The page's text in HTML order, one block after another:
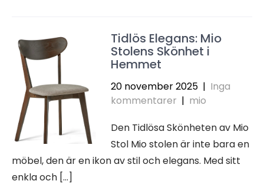
Tidlös Elegans: Mio
Stolens Skönhet i
Hemmet
20 november 2025 | Inga
kommentarer | mio
Den Tidlösa Skönheten av Mio
Stol Mio stolen är inte bara en
möbel, den är en ikon av stil och elegans. Med sitt
enkla och […]